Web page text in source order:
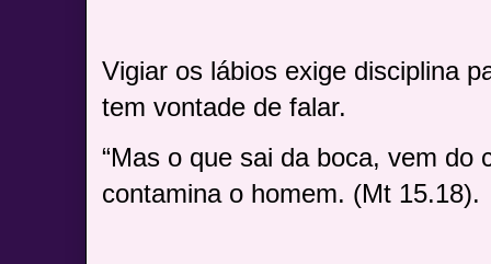
Vigiar os lábios exige disciplina
tem vontade de falar.
“Mas o que sai da boca, vem do
contamina o homem. (Mt 15.18).